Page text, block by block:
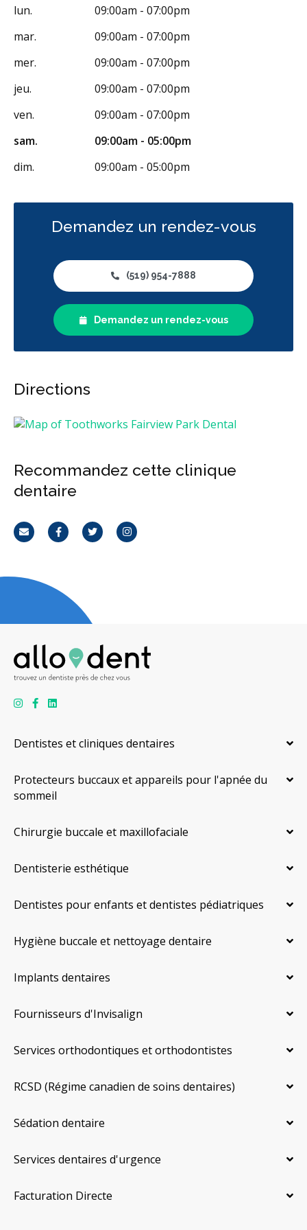
lun.
09:00am - 07:00pm
mar.
09:00am - 07:00pm
mer.
09:00am - 07:00pm
jeu.
09:00am - 07:00pm
ven.
09:00am - 07:00pm
sam.
09:00am - 05:00pm
dim.
09:00am - 05:00pm
Demandez un rendez-vous
(519) 954-7888
Demandez un rendez-vous
Directions
Recommandez cette clinique
dentaire
CourrielFacebookTwitterInstagram
Dentistes et cliniques dentaires
Protecteurs buccaux et appareils pour l'apnée du
sommeil
Chirurgie buccale et maxillofaciale
Dentisterie esthétique
Dentistes pour enfants et dentistes pédiatriques
Hygiène buccale et nettoyage dentaire
Implants dentaires
Fournisseurs d'Invisalign
Services orthodontiques et orthodontistes
RCSD (Régime canadien de soins dentaires)
Sédation dentaire
Services dentaires d'urgence
Facturation Directe